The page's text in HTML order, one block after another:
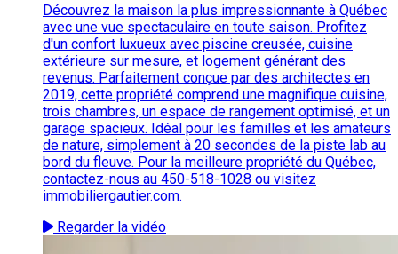
Découvrez la maison la plus impressionnante à Québec
avec une vue spectaculaire en toute saison. Profitez
d'un confort luxueux avec piscine creusée, cuisine
extérieure sur mesure, et logement générant des
revenus. Parfaitement conçue par des architectes en
2019, cette propriété comprend une magnifique cuisine,
trois chambres, un espace de rangement optimisé, et un
garage spacieux. Idéal pour les familles et les amateurs
de nature, simplement à 20 secondes de la piste lab au
bord du fleuve. Pour la meilleure propriété du Québec,
contactez-nous au 450-518-1028 ou visitez
immobiliergautier.com.
Regarder la vidéo